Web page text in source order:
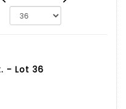
- Lot 36